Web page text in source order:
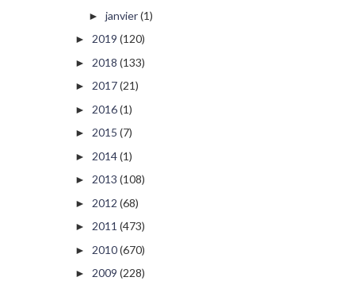
► janvier(1)
► 2019 (120)
► 2018 (133)
► 2017(21)
► 2016(1)
► 2015 (7)
► 2014(1)
► 2013 (108)
► 2012 (68)
► 2011 (473)
► 2010(670)
► 2009 (228)